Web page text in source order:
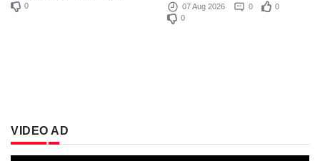
0
07 Aug 2026 0
0
0
VIDEO AD